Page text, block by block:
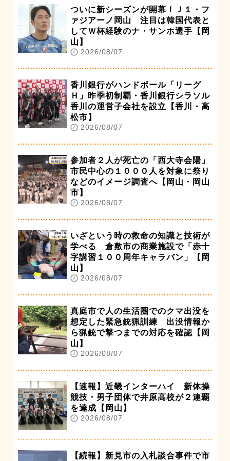
ついに新シーズンが開幕！Ｊ１・フ
ァジアーノ岡山 注目は韓国代表と
してＷ杯経験のナ・サンホ選手【岡
山】
2026/08/07
香川銀行がハンドボール「リーグ
Ｈ」昨季初制覇・香川銀行シラソル
香川の運営子会社を設立【香川・高
松市】
2026/08/07
参加者２人が死亡の「西大寺会陽」
市民中心の１０００人を対象に祭り
などのイメージ調査へ【岡山・岡山
市】
2026/08/07
いざという時の救命の知識と技術が
学べる 倉敷市の商業施設で「赤十
字講習１００周年キャラバン」【岡
山】
2026/08/07
真庭市で人の生活圏でのクマ出没を
想定した緊急銃猟訓練 出没情報か
ら猟銃で撃つまでの対応を確認【岡
山】
2026/08/07
【速報】近畿インターハイ 新体操
競技・男子団体で井原高校が２連覇
を達成【岡山】
2026/08/07
【続報】新見市の入札談合事件で市